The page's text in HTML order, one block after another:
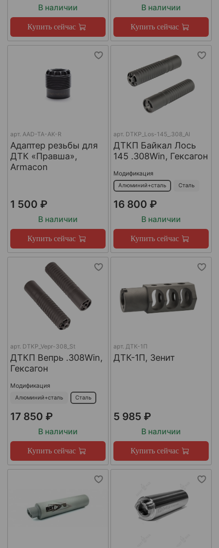
В наличии
Купить сейчас
В наличии
Купить сейчас
арт. AAD-TA-AK-R
Адаптер резьбы для
ДТК «Правша»,
Armacon
1 500 ₽
В наличии
Купить сейчас
арт. DTKP_Los-145_.308_Al
ДТКП Байкал Лось
145 .308Win, Гексагон
Модификация
Алюминий+сталь Сталь
16 800 ₽
В наличии
Купить сейчас
арт. DTKP_Vepr-308_St
ДТКП Вепрь .308Win,
Гексагон
Модификация
Алюминий+сталь Сталь
17 850 ₽
В наличии
Купить сейчас
арт. ДТК-1П
ДТК-1П, Зенит
5 985 ₽
В наличии
Купить сейчас